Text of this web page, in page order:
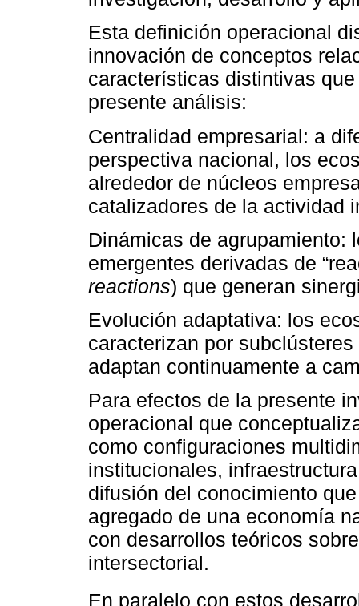
Esta definición operacional
innovación de conceptos
características distintivas
presente análisis:
Centralidad empresarial: a
perspectiva nacional, los
alrededor de núcleos
catalizadores de la actividad
Dinámicas de agrupamiento:
emergentes derivadas de
reactions) que generan
Evolución adaptativa: los
caracterizan por
adaptan continuamente a
Para efectos de la presente
operacional que
como configuraciones
institucionales,
difusión del conocimiento
agregado de una economía
con desarrollos teóricos
intersectorial.
En paralelo con estos